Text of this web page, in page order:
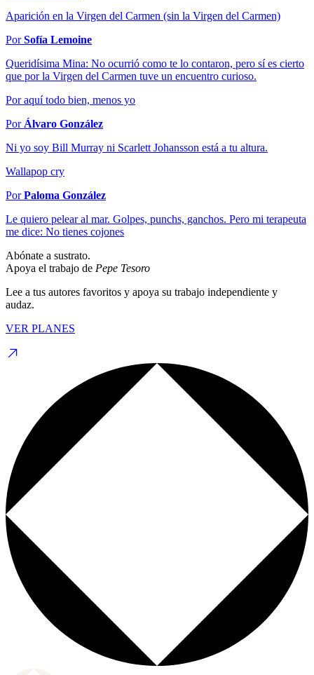
Aparición en la Virgen del Carmen (sin la Virgen del Carmen)
PorSofía Lemoine
Queridísima Mina: No ocurrió como te lo contaron, pero sí es cierto
que por la Virgen del Carmen tuve un encuentro curioso.
Por aquí todo bien, menos yo
Por Álvaro González
Ni yo soy Bill Murray ni Scarlett Johansson está a tu altura.
Wallapop cry
PorPaloma González
Le quiero pelear al mar. Golpes, punchs, ganchos. Pero mi terapeuta
me dice: No tienes cojones
Abónate a sustrato.
Apoya el trabajo de Pepe Tesoro
Lee a tus autores favoritos y apoya su trabajo independiente y
audaz.
VER PLANES